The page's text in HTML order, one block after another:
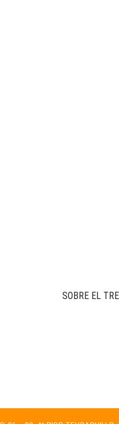
SOBRE EL